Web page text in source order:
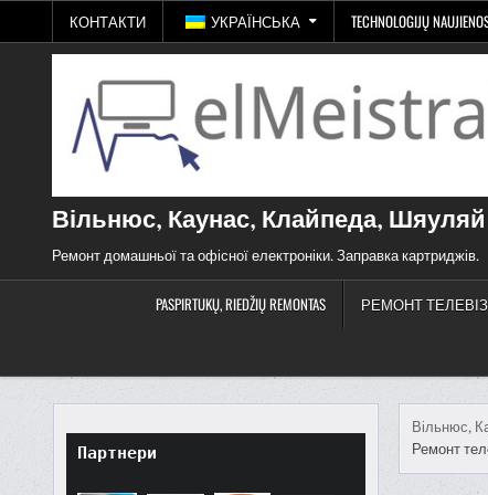
КОНТАКТИ УКРАЇНСЬКА TECHNOLOGIJŲ
Вільнюс, Каунас, Клайпеда, Шяуляй
Ремонт домашньої та офісної електроніки. Заправка картриджів.
PASPIRTUKŲ, RIEDŽIŲ REMONTAS РЕМОНТ
Партнери
Вільнюс,
Ремонт